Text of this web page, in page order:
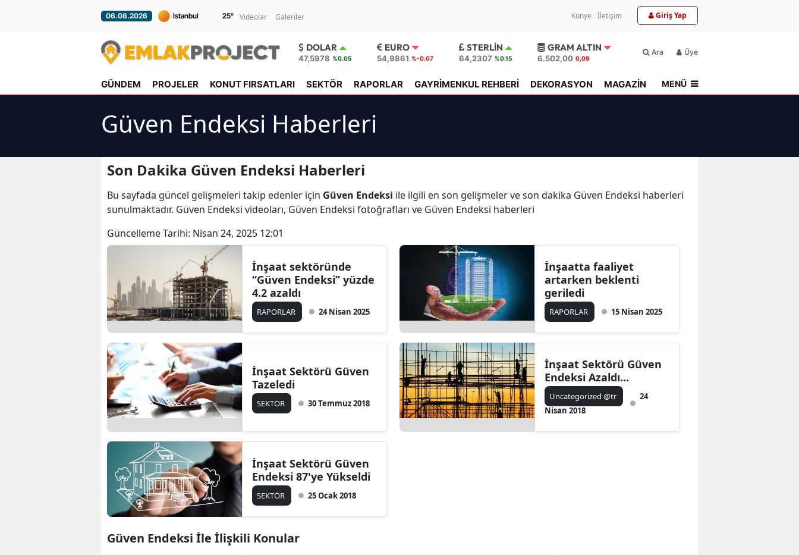
06.08.2026 25° Videolar Galeriler Künye İletişim Giriş Yap
DOLAR
47,5978 %0.05
EURO
54,9861 %-0.07
STERLIN
64,2307 %0.15
GRAM ALTIN
6.502,00 0,09
Ara Üyelik
GÜNDEM PROJELER KONUT FIRSATLARI SEKTÖR RAPORLAR GAYRİMENKUL REHBERİ DEKORASYON MAGAZİN TOPLU KONUT
MENÜ
Güven Endeksi Haberleri
Son Dakika Güven Endeksi Haberleri
Bu sayfada güncel gelişmeleri takip edenler için Güven Endeksi ile ilgili en son gelişmeler ve son dakika Güven Endeksi haberleri
sunulmaktadır. Güven Endeksi videoları, Güven Endeksi fotoğrafları ve Güven Endeksi haberleri
Güncelleme Tarihi: Nisan 24, 2025 12:01
İnşaat sektöründe
“Güven Endeksi” yüzde
4.2 azaldı
RAPORLAR 24 Nisan 2025
İnşaatta faaliyet
artarken beklenti
geriledi
RAPORLAR 15 Nisan 2025
İnşaat Sektörü Güven
Tazeledi
SEKTÖR 30 Temmuz 2018
İnşaat Sektörü Güven
Endeksi Azaldı...
Uncategorized @tr
24
Nisan 2018
İnşaat Sektörü Güven
Endeksi 87'ye Yükseldi
SEKTÖR 25 Ocak 2018
Güven Endeksi İle İlişkili Konular